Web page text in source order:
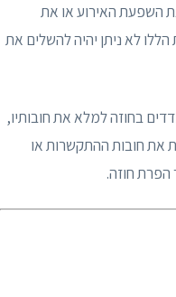
השפעת האירוע או את
לא ניתן יהיה להשלים את
בחוזה למלא את חובותיו,
את חובות ההתקשרות או
הפרת חוזה.